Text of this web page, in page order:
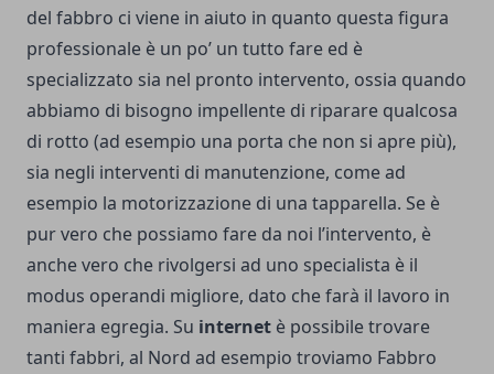
del fabbro ci viene in aiuto in quanto questa figura
professionale è un po’ un tutto fare ed è
specializzato sia nel pronto intervento, ossia quando
abbiamo di bisogno impellente di riparare qualcosa
di rotto (ad esempio una porta che non si apre più),
sia negli interventi di manutenzione, come ad
esempio la motorizzazione di una tapparella. Se è
pur vero che possiamo fare da noi l’intervento, è
anche vero che rivolgersi ad uno specialista è il
modus operandi migliore, dato che farà il lavoro in
maniera egregia. Su internet è possibile trovare
tanti fabbri, al Nord ad esempio troviamo Fabbro